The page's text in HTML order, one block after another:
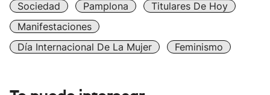
Sociedad Pamplona
Titulares De Hoy
Manifestaciones
Día Internacional De La Mujer
Feminismo